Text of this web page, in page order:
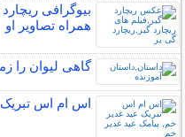
بیوگرافی
همراه تصاویر او
گاهی ليوان را
اس ام اس تبریک